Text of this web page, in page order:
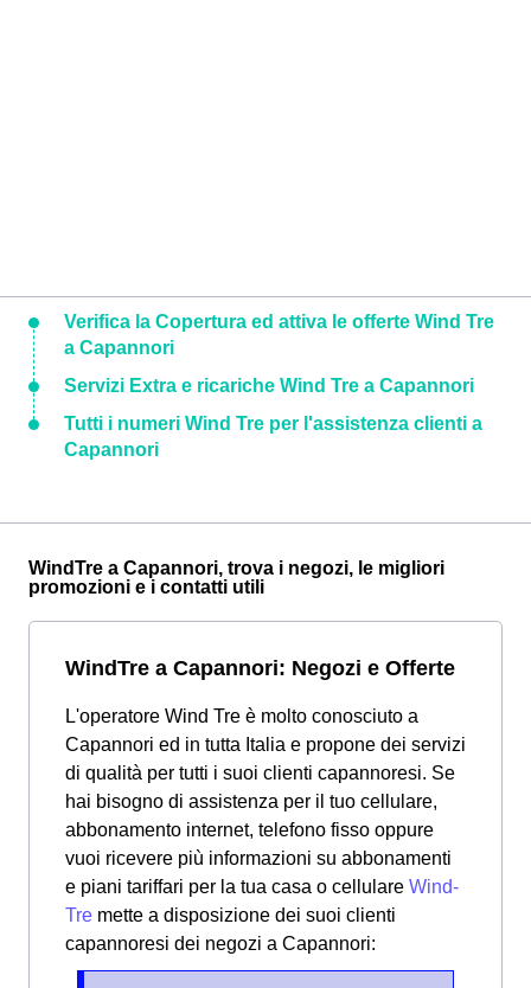
Verifica la Copertura ed attiva le offerte Wind Tre
a Capannori
Servizi Extra e ricariche Wind Tre a Capannori
Tutti i numeri Wind Tre per l'assistenza clienti a
Capannori
WindTre a Capannori, trova i negozi, le migliori
promozioni e i contatti utili
WindTre a Capannori: Negozi e Offerte
L'operatore Wind Tre è molto conosciuto a
Capannori ed in tutta Italia e propone dei servizi
di qualità per tutti i suoi clienti capannoresi. Se
hai bisogno di assistenza per il tuo cellulare,
abbonamento internet, telefono fisso oppure
vuoi ricevere più informazioni su abbonamenti
e piani tariffari per la tua casa o cellulare Wind-
Tre mette a disposizione dei suoi clienti
capannoresi dei negozi a Capannori: